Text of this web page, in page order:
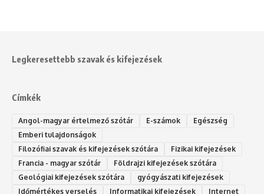
Legkeresettebb szavak és kifejezések
Címkék
Angol-magyar értelmező szótár E-számok
Egészség
Emberi tulajdonságok
Filozófiai szavak és kifejezések szótára
Fizikai kifejezések
Francia - magyar szótár
Földrajzi kifejezések szótára
Geológiai kifejezések szótára
gyógyászati kifejezések
Időmértékes verselés
Informatikai kifejezések
Internet